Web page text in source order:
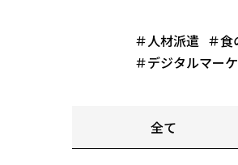
＃人材派遣 ＃食
＃デジタルマー
全て